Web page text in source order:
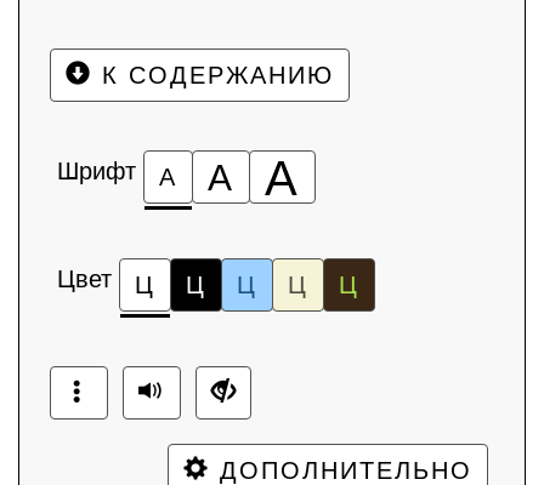
К СОДЕРЖАНИЮ
Шрифт А А А
Цвет Ц Ц Ц Ц Ц
ДОПОЛНИТЕЛЬНО